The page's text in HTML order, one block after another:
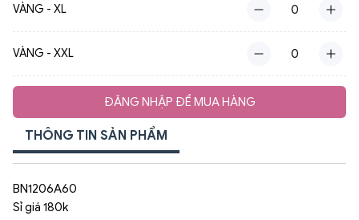
VÀNG - XL
VÀNG - XXL
ĐĂNG NHẬP ĐỂ MUA HÀNG
THÔNG TIN SẢN PHẨM
BN1206A60
Sỉ giá 180k